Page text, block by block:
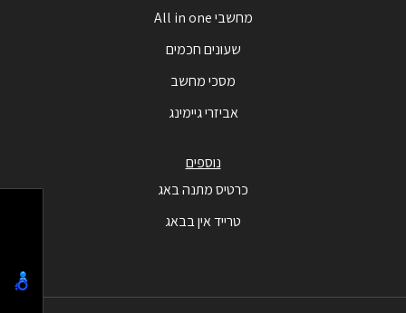
מחשבי All in one
שעונים חכמים
מסכי מחשב
אביזרי גיימינג
נוספים
כרטיס מתנה באג
טרייד אין בבאג